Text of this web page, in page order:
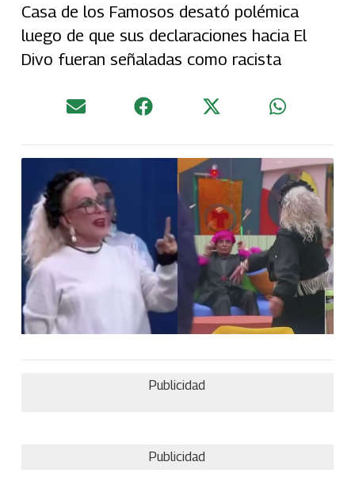
Casa de los Famosos desató polémica
luego de que sus declaraciones hacia El
Divo fueran señaladas como racista
Publicidad
Publicidad